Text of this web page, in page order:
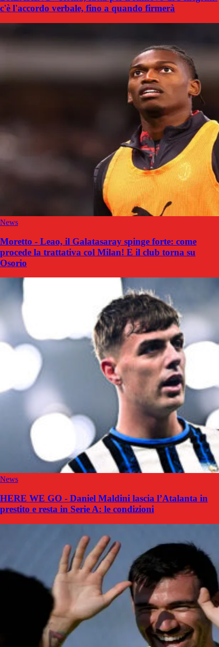
c'è l'accordo verbale, fino a quando firmerà
News
Moretto - Leao, il Galatasaray spinge forte: come
procede la trattativa col Milan! E il club torna su
Osorio
News
HERE WE GO - Daniel Maldini lascia l’Atalanta in
prestito e resta in Serie A: le condizioni